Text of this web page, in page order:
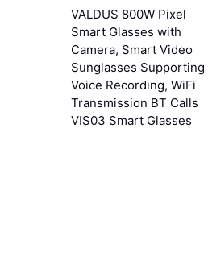
VALDUS 800W Pixel
Smart Glasses with
Camera, Smart Video
Sunglasses Supporting
Voice Recording, WiFi
Transmission BT Calls
VIS03 Smart Glasses